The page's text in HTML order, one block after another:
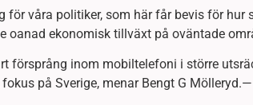
för våra politiker, som här får bevis för
oanad ekonomisk tillväxt på oväntade
försprång inom mobiltelefoni i större
på Sverige, menar Bengt G